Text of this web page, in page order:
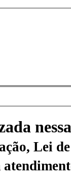
Lei